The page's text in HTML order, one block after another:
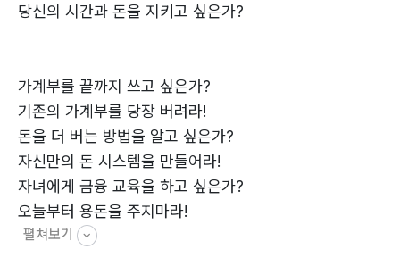
당신의 시간과 돈을 지키고 싶은가?
가계부를 끝까지 쓰고 싶은가?
기존의 가계부를 당장 버려라!
돈을 더 버는 방법을 알고 싶은가?
자신만의 돈 시스템을 만들어라!
자녀에게 금융 교육을 하고 싶은가?
오늘부터 용돈을 주지마라!
경제 신문을 제대로 읽고 싶은가?
펼쳐보기